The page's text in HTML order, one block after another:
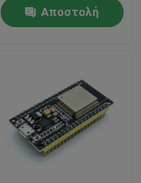
ενότητας ESP8266
CH340G Esp01 Wifi
Αποστολή